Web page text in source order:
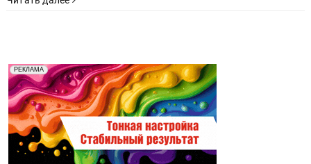
РЕКЛАМА
Реклама. Рекламодатель ООО "Передовые Системы
Печати" erid: 2SDnjd2d4Qz